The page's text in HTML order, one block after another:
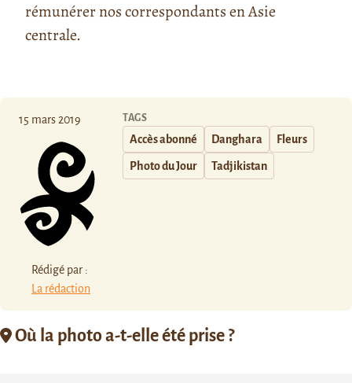
rémunérer nos correspondants en Asie
centrale.
15 mars 2019
Rédigé par :
La rédaction
TAGS
Accès abonné Danghara Fleurs
Photo du Jour Tadjikistan
Où la photo a-t-elle été prise ?